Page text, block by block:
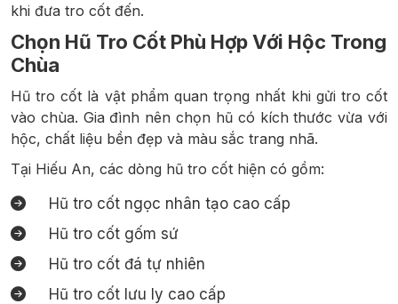
khi đưa tro cốt đến.
Chọn Hũ Tro Cốt Phù Hợp Với Hộc Trong
Chùa
Hũ tro cốt là vật phẩm quan trọng nhất khi gửi tro cốt
vào chùa. Gia đình nên chọn hũ có kích thước vừa với
hộc, chất liệu bền đẹp và màu sắc trang nhã.
Tại Hiếu An, các dòng hũ tro cốt hiện có gồm:
Hũ tro cốt ngọc nhân tạo cao cấp
Hũ tro cốt gốm sứ
Hũ tro cốt đá tự nhiên
Hũ tro cốt lưu ly cao cấp